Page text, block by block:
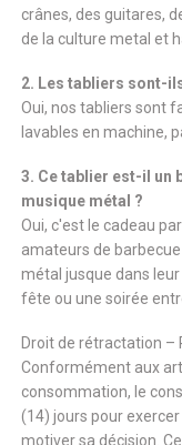
crânes, des guitares,
de la culture metal et
2. Les tabliers sont-
Oui, nos tabliers sont
lavables en machine,
3. Ce tablier est-il un
musique métal ?
Oui, c'est le cadeau
amateurs de
métal jusque dans
fête ou une soirée
Droit de rétractation –
Conformément aux
consommation, le
(14) jours pour
motiver sa décision.